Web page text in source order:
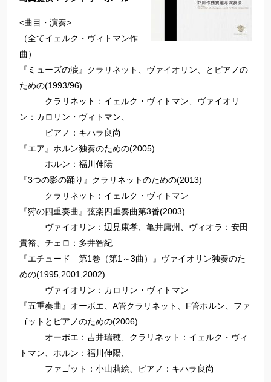
<曲目・演奏>
（全てイェルク・ヴィトマン作
曲）
『ミューズの涙』クラリネット、ヴァイオリン、とピアノの
ための(1993/96)
クラリネット：イェルク・ヴィトマン、ヴァイオリ
ン：カロリン・ヴィトマン、
ピアノ：キハラ良尚
『エア』ホルン独奏のための(2005)
ホルン：福川伸陽
『3つの影の踊り』クラリネットのための(2013)
クラリネット：イェルク・ヴィトマン
『狩の四重奏曲』弦楽四重奏曲第3番(2003)
ヴァイオリン：辺見康孝、亀井庸州、ヴィオラ：安田
貴裕、チェロ：多井智紀
『エチュード 第1巻（第1～3曲）』ヴァイオリン独奏のた
めの(1995,2001,2002)
ヴァイオリン：カロリン・ヴィトマン
『五重奏曲』オーボエ、A管クラリネット、F管ホルン、ファ
ゴットとピアノのための(2006)
オーボエ：吉井瑞穂、クラリネット：イェルク・ヴィ
トマン、ホルン：福川伸陽、
ファゴット：小山莉絵、ピアノ：キハラ良尚